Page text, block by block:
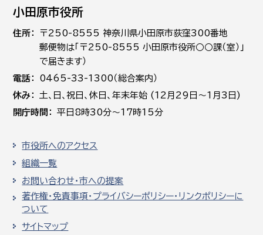
小田原市役所
住所
〒250-8555 神奈川県小田原市荻窪300番地
郵便物は「〒250-8555 小田原市役所○○課（室）」
で届きます）
電話
0465-33-1300（総合案内）
休み
土､日､祝日、休日、年末年始 (12月29日～1月3日)
開庁時間
平日8時30分～17時15分
市役所へのアクセス
組織一覧
お問い合わせ・市への提案
著作権・免責事項・プライバシーポリシー・リンクポリシーに
ついて
サイトマップ